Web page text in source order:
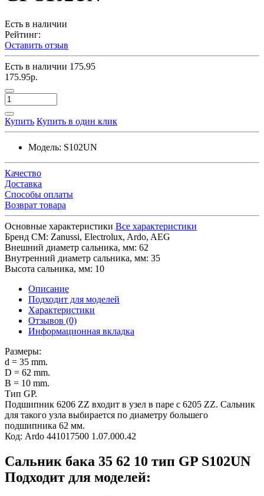
Есть в наличии
Рейтинг:
Оставить отзыв
Есть в наличии 175.95
175.95р.
Купить Купить в один клик
Модель: S102UN
Качество
Доставка
Способы оплаты
Возврат товара
Основные характеристики Все характеристики
Бренд СМ: Zanussi, Electrolux, Ardo, AEG
Внешний диаметр сальника, мм: 62
Внутренний диаметр сальника, мм: 35
Высота сальника, мм: 10
Описание
Подходит для моделей
Характеристики
Отзывов (0)
Информационная вкладка
Размеры:
d = 35 mm.
D = 62 mm.
B = 10 mm.
Тип GP.
Подшипник 6206 ZZ входит в узел в паре с 6205 ZZ. Сальник
для такого узла выбирается по диаметру большего
подшипника 62 мм.
Код: Ardo 441017500 1.07.000.42
Сальник бака 35 62 10 тип GP S102UN
Подходит для моделей: